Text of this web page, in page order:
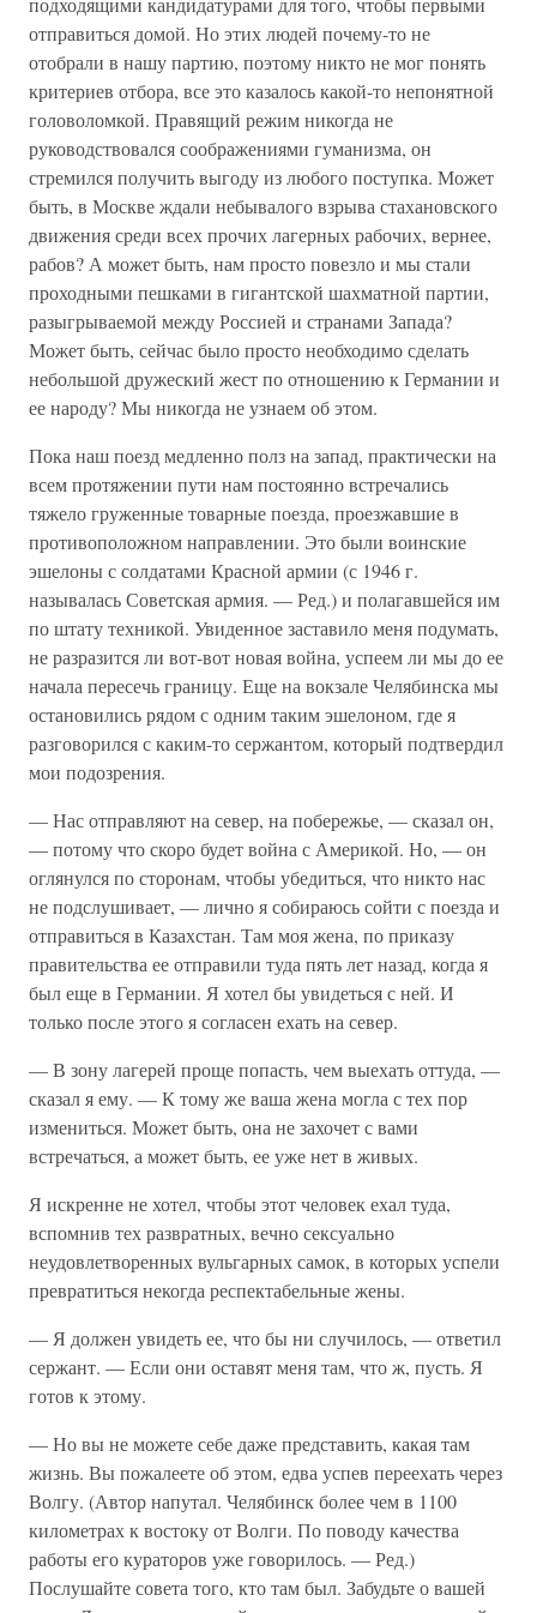
отправиться домой. Но этих людей почему-то не
отобрали в нашу партию, поэтому никто не мог понять
критериев отбора, все это казалось какой-то непонятной
головоломкой. Правящий режим никогда не
руководствовался соображениями гуманизма, он
стремился получить выгоду из любого поступка. Может
быть, в Москве ждали небывалого взрыва стахановского
движения среди всех прочих лагерных рабочих, вернее,
рабов? А может быть, нам просто повезло и мы стали
проходными пешками в гигантской шахматной партии,
разыгрываемой между Россией и странами Запада?
Может быть, сейчас было просто необходимо сделать
небольшой дружеский жест по отношению к Германии и
ее народу? Мы никогда не узнаем об этом.
Пока наш поезд медленно полз на запад, практически на
всем протяжении пути нам постоянно встречались
тяжело груженные товарные поезда, проезжавшие в
противоположном направлении. Это были воинские
эшелоны с солдатами Красной армии (с 1946 г.
называлась Советская армия. — Ред.) и полагавшейся им
по штату техникой. Увиденное заставило меня подумать,
не разразится ли вот-вот новая война, успеем ли мы до ее
начала пересечь границу. Еще на вокзале Челябинска мы
остановились рядом с одним таким эшелоном, где я
разговорился с каким-то сержантом, который подтвердил
мои подозрения.
— Нас отправляют на север, на побережье, — сказал он,
— потому что скоро будет война с Америкой. Но, — он
оглянулся по сторонам, чтобы убедиться, что никто нас
не подслушивает, — лично я собираюсь сойти с поезда и
отправиться в Казахстан. Там моя жена, по приказу
правительства ее отправили туда пять лет назад, когда я
был еще в Германии. Я хотел бы увидеться с ней. И
только после этого я согласен ехать на север.
— В зону лагерей проще попасть, чем выехать оттуда, —
сказал я ему. — К тому же ваша жена могла с тех пор
измениться. Может быть, она не захочет с вами
встречаться, а может быть, ее уже нет в живых.
Я искренне не хотел, чтобы этот человек ехал туда,
вспомнив тех развратных, вечно сексуально
неудовлетворенных вульгарных самок, в которых успели
превратиться некогда респектабельные жены.
— Я должен увидеть ее, что бы ни случилось, — ответил
сержант. — Если они оставят меня там, что ж, пусть. Я
готов к этому.
— Но вы не можете себе даже представить, какая там
жизнь. Вы пожалеете об этом, едва успев переехать через
Волгу. (Автор напутал. Челябинск более чем в 1100
километрах к востоку от Волги. По поводу качества
работы его кураторов уже говорилось. — Ред.)
Послушайте совета того, кто там был. Забудьте о вашей